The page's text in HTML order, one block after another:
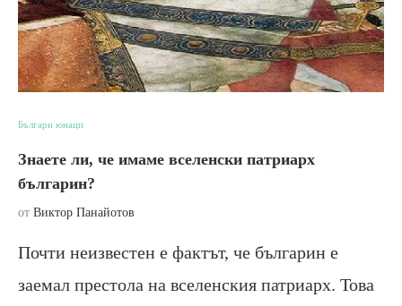
Българи юнаци
Знаете ли, че имаме вселенски патриарх
българин?
от Виктор Панайотов
Почти неизвестен е фактът, че българин е
заемал престола на вселенския патриарх. Това